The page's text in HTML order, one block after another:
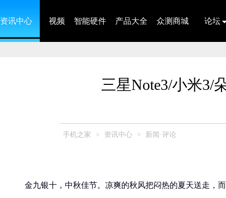
资讯中心 视频 智能硬件 产品大全 众测商城 论坛
三星Note3/小米3/
手机之家 > 资讯中心 > 新闻·评论
金九银十，中秋佳节。凉爽的秋风把闷热的夏天送走，